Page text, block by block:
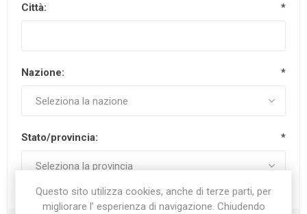
Città: *
Nazione: *
Stato/provincia: *
Questo sito utilizza cookies, anche di terze parti, per
migliorare l’ esperienza di navigazione. Chiudendo